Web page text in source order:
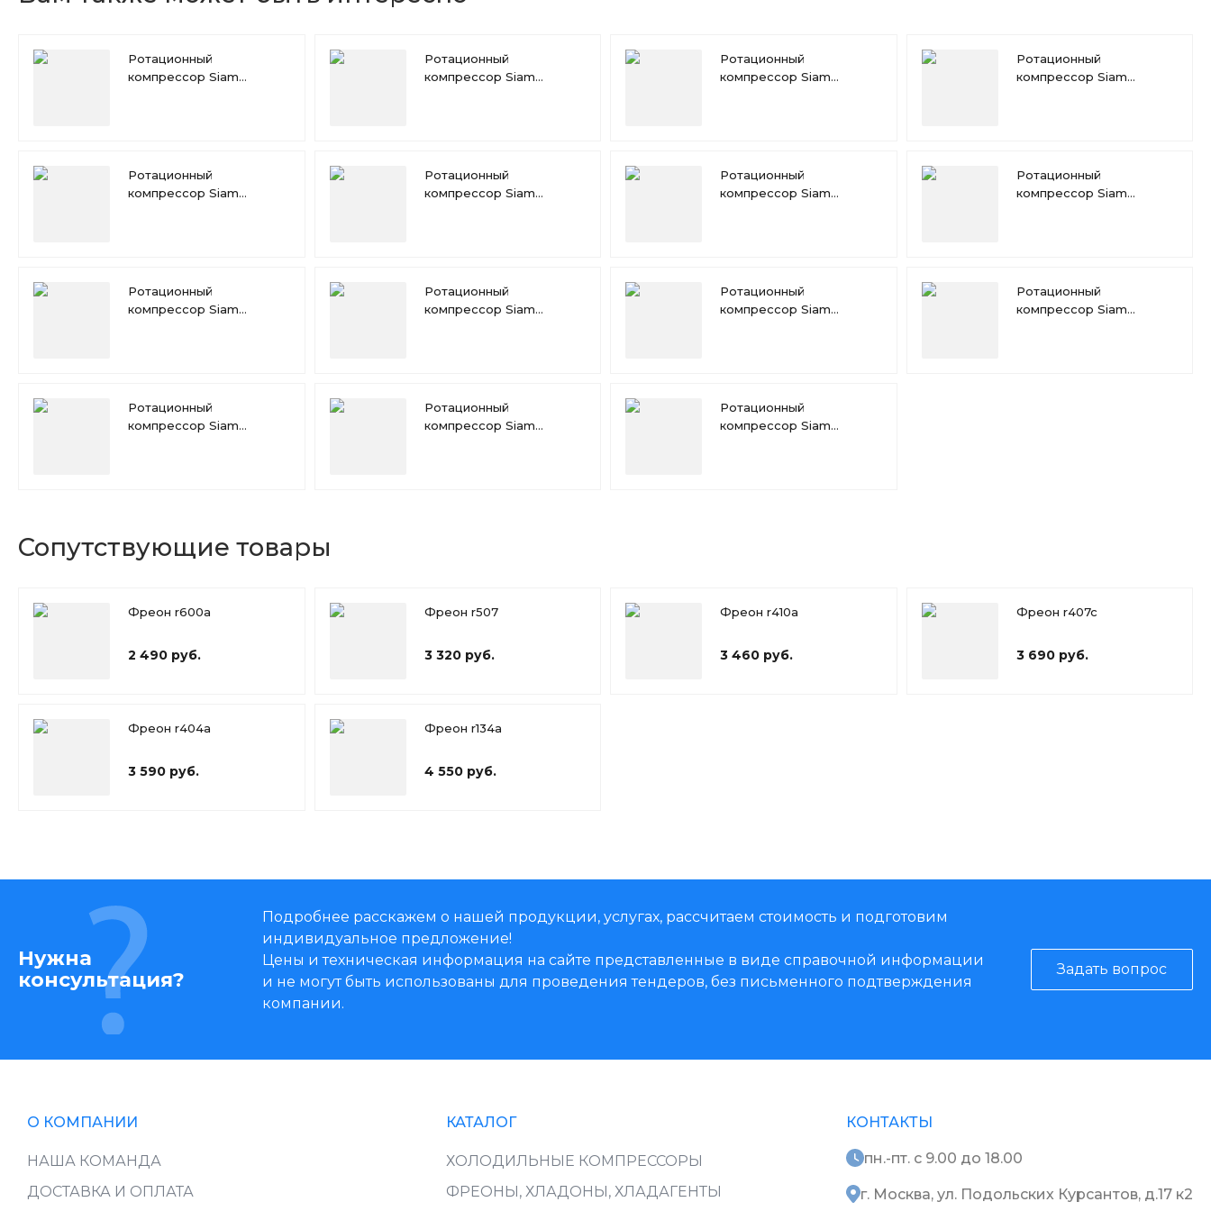
Ротационный
компрессор Siam
Ротационный
компрессор Siam
Ротационный
компрессор Siam
Ротационный
компрессор Siam
Ротационный
компрессор Siam
Ротационный
компрессор Siam
Ротационный
компрессор Siam
Ротационный
компрессор Siam
Ротационный
компрессор Siam
Ротационный
компрессор Siam
Ротационный
компрессор Siam
Ротационный
компрессор Siam
Ротационный
компрессор Siam
Ротационный
компрессор Siam
Ротационный
компрессор Siam
Сопутствующие товары
Фреон r600a
2 490 руб.
Фреон r507
3 320 руб.
Фреон r410a
3 460 руб.
Фреон r407c
3 690 руб.
Фреон r404a
3 590 руб.
Фреон r134a
4 550 руб.
Нужна
консультация?
Подробнее расскажем о нашей продукции, услугах, рассчитаем стоимость и подготовим
индивидуальное предложение!
Цены и техническая информация на сайте представленные в виде справочной информации
и не могут быть использованы для проведения тендеров, без письменного подтверждения
компании.
Задать вопрос
О КОМПАНИИ
НАША КОМАНДА
ДОСТАВКА И ОПЛАТА
КАТАЛОГ
ХОЛОДИЛЬНЫЕ КОМПРЕССОРЫ
ФРЕОНЫ, ХЛАДОНЫ, ХЛАДАГЕНТЫ
КОНТАКТЫ
пн.-пт. с 9.00 до 18.00
г. Москва, ул. Подольских Курсантов, д.17 к2